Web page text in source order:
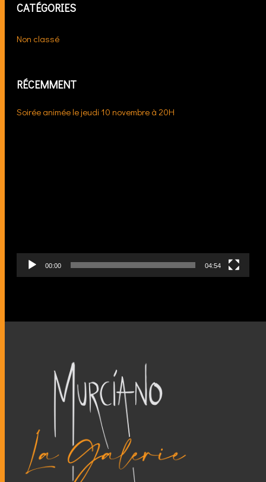
CATÉGORIES
Non classé
RÉCEMMENT
Soirée animée le jeudi 10 novembre à 20H
00:00 04:54